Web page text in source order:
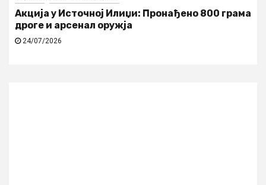
800 грама Најава искључења струје у
24/07/2026